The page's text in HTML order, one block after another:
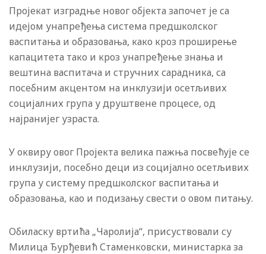
Пројекат изградње новог објекта започет је са
идејом унапређења система предшколског
васпитања и образовања, како кроз проширење
капацитета тако и кроз унапређење знања и
вештина васпитача и стручних сарадника, са
посебним акцентом на инклузији осетљивих
социјалних група у друштвене процесе, од
најранијег узраста.
У оквиру овог Пројекта велика пажња посвећује се
инклузији, посебно деци из социјално осетљивих
група у систему предшколског васпитања и
образовања, као и подизању свести о овом питању.
Обиласку вртића „Чаролија“, присуствовали су
Милица Ђурђевић Стаменковски, министарка за